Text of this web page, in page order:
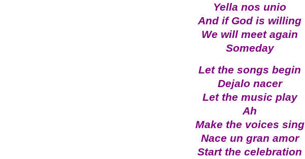
Yella nos unio
And if God is willing
We will meet again
Someday
Let the songs begin
Dejalo nacer
Let the music play
Ah
Make the voices sing
Nace un gran amor
Start the celebration